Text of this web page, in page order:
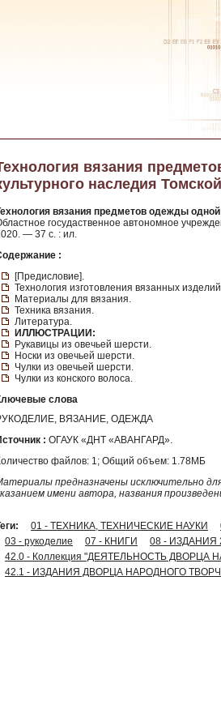
вязания
наследия
вязания предметов одежды одной
госудаственное автономное
— 37 с. : ил.
:
[Предисловие].
Технология изготовления вязанных
Материалы для вязания.
Техника вязания.
Литература.
ИЛЛЮСТРАЦИИ:
Рукавицы из овечьей шерсти.
Носки из овечьей шерсти.
Чулки из овечьей шерсти.
Чулки из конского волоса.
слова
ВЯЗАНИЕ, ОДЕЖДА
: ОГАУК «ДНТ «АВАНГАРД».
файлов: 1; Общий объем: 1.78МБ
предназначены исключительно
имени автора, названия
01 - ТЕХНИКА, ТЕХНИЧЕСКИЕ НАУКИ
03 - рукоделие
07 - КНИГИ 08 - ИЗДАНИЯ
42.0 - Коллекция "ДЕЯТЕЛЬНОСТЬ ДВОРЦА
42.1 - ИЗДАНИЯ ДВОРЦА НАРОДНОГО